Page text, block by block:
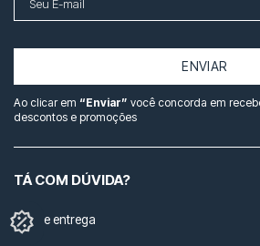
ENVIAR
Ao clicar em “Enviar” você concorda em
descontos e promoções
TÁ COM DÚVIDA?
Frete e entrega